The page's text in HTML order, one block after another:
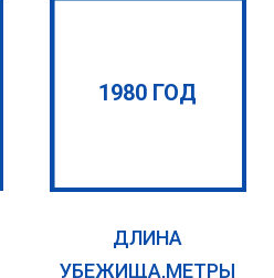
1980 ГОД
ДЛИНА
УБЕЖИЩА,МЕТРЫ